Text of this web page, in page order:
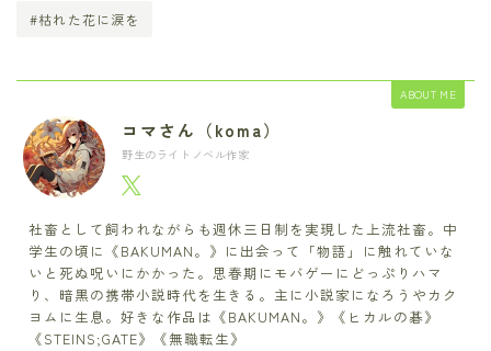
#枯れた花に涙を
ABOUT ME
コマさん（koma）
野生のライトノベル作家
社畜として飼われながらも週休三日制を実現した上流社畜。中
学生の頃に《BAKUMAN。》に出会って「物語」に触れていな
いと死ぬ呪いにかかった。思春期にモバゲーにどっぷりハマ
り、暗黒の携帯小説時代を生きる。主に小説家になろうやカク
ヨムに生息。好きな作品は《BAKUMAN。》《ヒカルの碁》
《STEINS;GATE》《無職転生》